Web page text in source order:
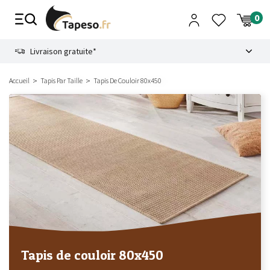
Livraison gratuite*
Accueil Tapis Par Taille Tapis De Couloir 80x450
Tapis de couloir 80x450